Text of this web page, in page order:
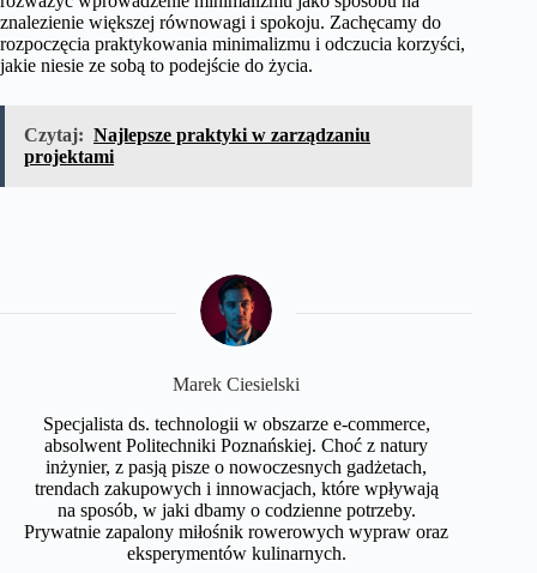
znalezienie większej równowagi i spokoju. Zachęcamy do
rozpoczęcia praktykowania minimalizmu i odczucia korzyści,
jakie niesie ze sobą to podejście do życia.
Czytaj: Najlepsze praktyki w zarządzaniu
projektami
Marek Ciesielski
Specjalista ds. technologii w obszarze e-commerce,
absolwent Politechniki Poznańskiej. Choć z natury
inżynier, z pasją pisze o nowoczesnych gadżetach,
trendach zakupowych i innowacjach, które wpływają
na sposób, w jaki dbamy o codzienne potrzeby.
Prywatnie zapalony miłośnik rowerowych wypraw oraz
eksperymentów kulinarnych.